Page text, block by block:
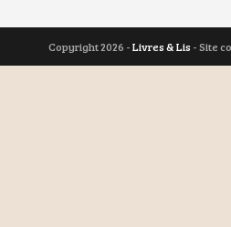
Copyright 2026 -Livres & Lis- Site